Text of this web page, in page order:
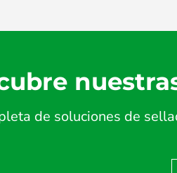
de soluciones de